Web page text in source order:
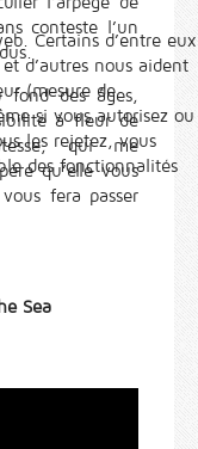
conteste l’un
des âges,
à fleur de
qui me
qu’elle vous
fera passer
Sea
Certains d’entre eux
d’autres nous aident
(mesure de
si vous autorisez ou
les rejetez, vous
des fonctionnalités